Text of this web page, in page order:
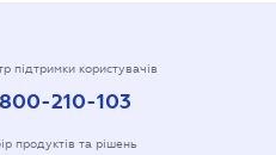
підтримки користувачів
210-103
продуктів та рішень